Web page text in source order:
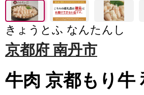
きょうとふ なんたんし
京都府 南丹市
牛肉 京都もり牛